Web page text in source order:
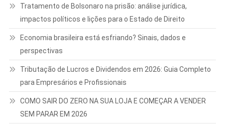
Tratamento de Bolsonaro na prisão: análise jurídica,
impactos políticos e lições para o Estado de Direito
Economia brasileira está esfriando? Sinais, dados e
perspectivas
Tributação de Lucros e Dividendos em 2026: Guia Completo
para Empresários e Profissionais
COMO SAIR DO ZERO NA SUA LOJA E COMEÇAR A VENDER
SEM PARAR EM 2026